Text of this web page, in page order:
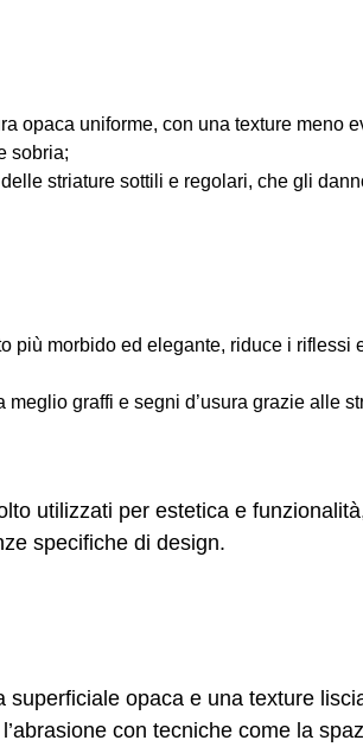
opaca uniforme, con una texture meno
sobria;
striature sottili e regolari, che gli
più morbido ed elegante, riduce i riflessi
meglio graffi e segni d’usura grazie alle
utilizzati per estetica e
specifiche di design.
superficiale opaca e una texture
con tecniche come la